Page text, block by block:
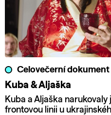
Celovečerní dokument
Kuba & Aljaška
Kuba a Aljaška
frontovou linii u